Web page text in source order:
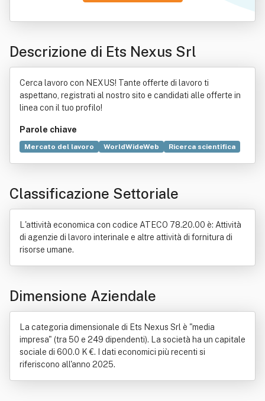
Descrizione di Ets Nexus Srl
Cerca lavoro con NEXUS! Tante offerte di lavoro ti
aspettano, registrati al nostro sito e candidati alle offerte in
linea con il tuo profilo!
Parole chiave
Mercato del lavoro WorldWideWeb
Ricerca scientifica
Ricerca del lavoro
Formazione
Lavoratore
Servizio
Somministrazione di lavoro
Classificazione Settoriale
L'attività economica con codice ATECO 78.20.00 è: Attività
di agenzie di lavoro interinale e altre attività di fornitura di
risorse umane.
Dimensione Aziendale
La categoria dimensionale di Ets Nexus Srl è "media
impresa" (tra 50 e 249 dipendenti). La società ha un capitale
sociale di 600.0 K €. I dati economici più recenti si
riferiscono all'anno 2025.